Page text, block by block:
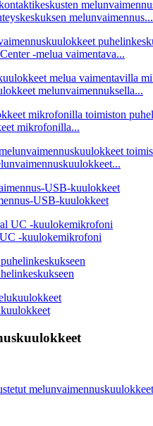
melunvaimennus...
-melua vaimentava...
melunvaimennuksella...
mikrofonilla...
USB-kuulokkeet
-kuulokemikrofoni